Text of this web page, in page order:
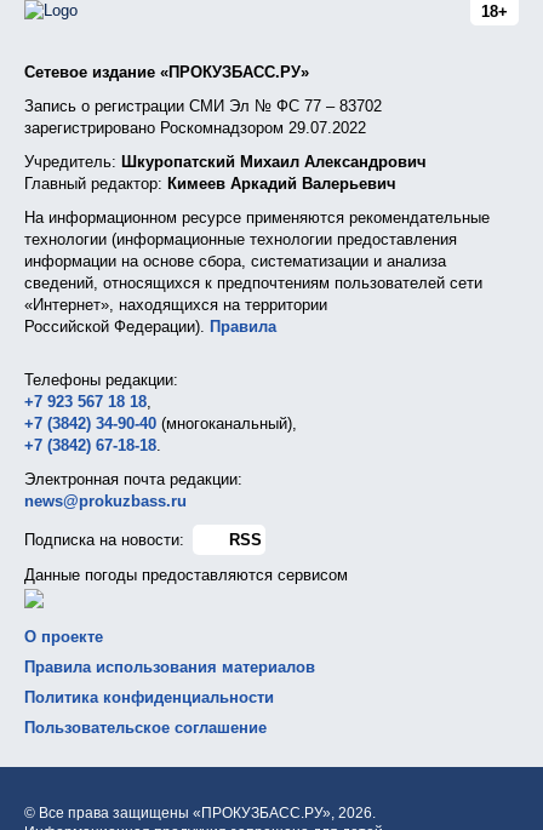
18+
Сетевое издание «ПРОКУЗБАСС.РУ»
Запись о регистрации СМИ Эл № ФС 77 – 83702
зарегистрировано Роскомнадзором 29.07.2022
Учредитель: Шкуропатский Михаил Александрович
Главный редактор: Кимеев Аркадий Валерьевич
На информационном ресурсе применяются рекомендательные
технологии (информационные технологии предоставления
информации на основе сбора, систематизации и анализа
сведений, относящихся к предпочтениям пользователей сети
«Интернет», находящихся на территории
Российской Федерации). Правила
Телефоны редакции:
+7 923 567 18 18,
+7 (3842) 34-90-40 (многоканальный),
+7 (3842) 67-18-18.
Электронная почта редакции:
news@prokuzbass.ru
Подписка на новости:
RSS
Данные погоды предоставляются сервисом
О проекте
Правила использования материалов
Политика конфиденциальности
Пользовательское соглашение
© Все права защищены «ПРОКУЗБАСС.РУ», 2026.